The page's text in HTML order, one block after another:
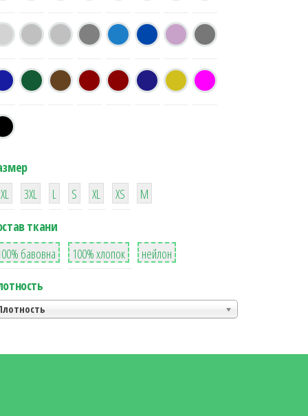
38 16
3XL
42
L
42
S
42
XL XS
М
ткани
8
бавовна
36
100% хлопок
2
нейлон